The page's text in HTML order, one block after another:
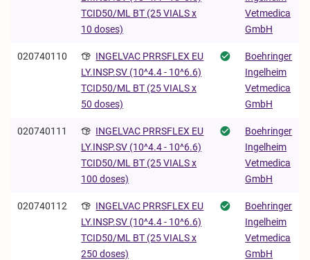
TCID50/ML BT (25 VIALS x
10 doses)
Vetmedica
GmbH
020740110
INGELVAC PRRSFLEX EU
LY.INSP.SV (10^4.4 - 10^6.6)
TCID50/ML BT (25 VIALS x
50 doses)
Boehringer
Ingelheim
Vetmedica
GmbH
020740111
INGELVAC PRRSFLEX EU
LY.INSP.SV (10^4.4 - 10^6.6)
TCID50/ML BT (25 VIALS x
100 doses)
Boehringer
Ingelheim
Vetmedica
GmbH
020740112
INGELVAC PRRSFLEX EU
LY.INSP.SV (10^4.4 - 10^6.6)
TCID50/ML BT (25 VIALS x
250 doses)
Boehringer
Ingelheim
Vetmedica
GmbH